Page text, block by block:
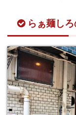
らぁ麺し